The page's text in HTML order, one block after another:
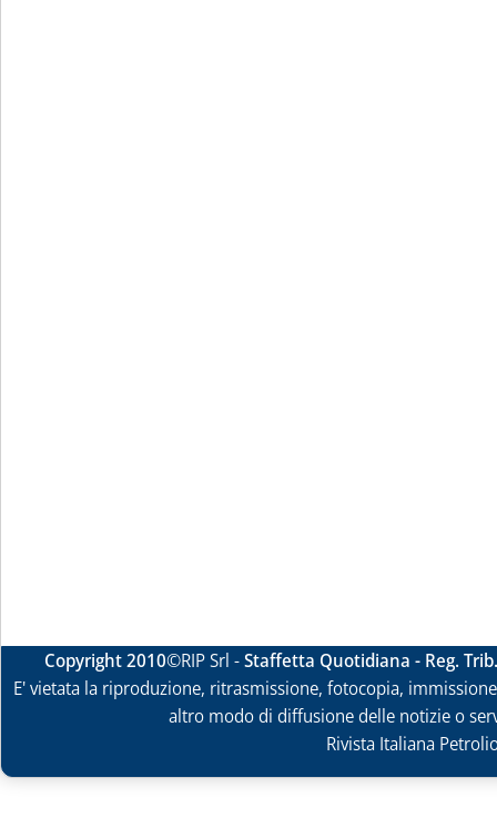
Copyright 2010©RIP Srl -Staffetta Quotidiana - Reg.
E' vietata la riproduzione, ritrasmissione, fotocopia,
altro modo di diffusione delle notizie o
Rivista Italiana